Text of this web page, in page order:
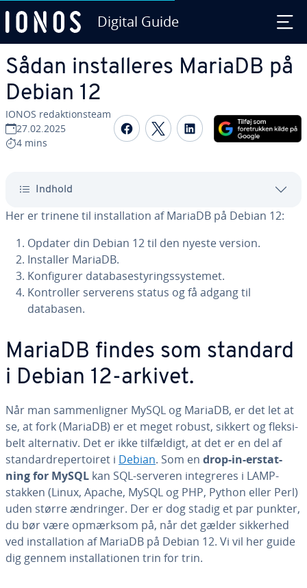
Digital Guide
Sådan in­stal­le­res MariaDB på
Debian 12
IONOS re­dak­tions­team
27.02.2025
4 mins
Del på Facebook
Del på Twitter
Del på LinkedIn
Indhold
Her er trinene til in­stal­la­tion af MariaDB på Debian 12:
Opdater din Debian 12 til den nyeste version.
Installer MariaDB.
Kon­fi­gu­rer da­ta­ba­sesty­rings­sy­ste­met.
Kon­trol­ler serverens status og få adgang til
databasen.
MariaDB findes som standard
i Debian 12-arkivet.
Når man sam­men­lig­ner MySQL og MariaDB, er det let at
se, at fork (MariaDB) er et meget robust, sikkert og flek­si­
belt al­ter­na­tiv. Det er ikke til­fæl­digt, at det er en del af
stan­dar­dre­per­toi­ret i Debian. Som en drop-in-er­stat­
ning for MySQL kan SQL-serveren in­te­gre­res i LAMP-
stakken (Linux, Apache, MySQL og PHP, Python eller Perl)
uden større ændringer. Der er dog stadig et par punkter,
du bør være opmærksom på, når det gælder sikkerhed
ved in­stal­la­tion af MariaDB på Debian 12. Vi vil her guide
dig gennem in­stal­la­tio­nen trin for trin.